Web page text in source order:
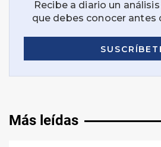
Más leídas